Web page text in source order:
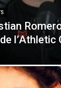
l’Athletic